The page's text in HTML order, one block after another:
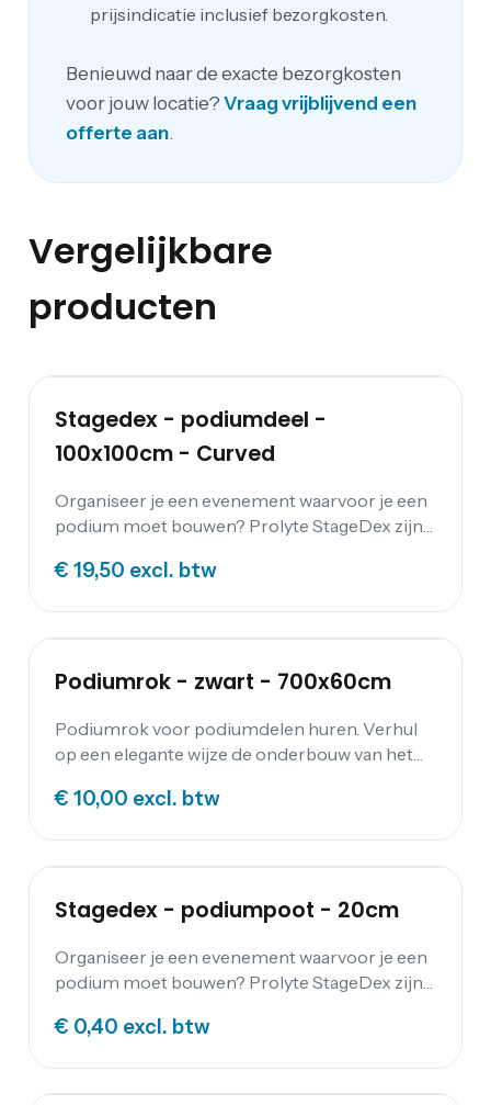
prijsindicatie inclusief bezorgkosten.
Benieuwd naar de exacte bezorgkosten
voor jouw locatie?Vraag vrijblijvend een
offerte aan.
Vergelijkbare
producten
Stagedex - podiumdeel -
100x100cm - Curved
Organiseer je een evenement waarvoor je een
podium moet bouwen? Prolyte StageDex zijn
en verhoogde vloeren. Huur je podium bij
€ 19,50 excl. btw
Podiumrok - zwart - 700x60cm
Podiumrok voor podiumdelen huren. Verhul
op een elegante wijze de onderbouw van het
€ 10,00 excl. btw
Stagedex - podiumpoot - 20cm
Organiseer je een evenement waarvoor je een
podium moet bouwen? Prolyte StageDex zijn
en verhoogde vloeren. Huur je podium bij
€ 0,40 excl. btw